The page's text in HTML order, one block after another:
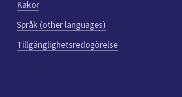
Kakor
Språk (other languages)
Tillgänglighetsredogörelse